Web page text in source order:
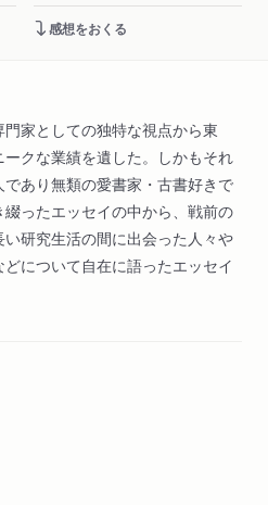
感想をおくる
家としての独特な視点から東
クな業績を遺した。しかもそれ
あり無類の愛書家・古書好きで
ったエッセイの中から、戦前の
研究生活の間に出会った人々や
について自在に語ったエッセイ